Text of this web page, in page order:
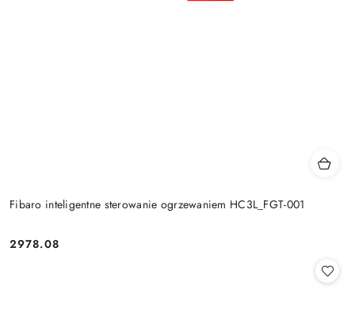
Fibaro inteligentne sterowanie ogrzewaniem HC3L_FGT-001
Cena:
2978.08